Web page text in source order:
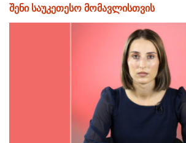
შენი საუკეთესო მომავლისთვის